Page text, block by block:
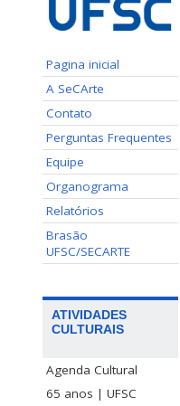
Pagina inicial
A SeCArte
Contato
Perguntas Frequentes
Equipe
Organograma
Relatórios
Brasão
UFSC/SECARTE
ATIVIDADES
CULTURAIS
Agenda Cultural
65 anos | UFSC